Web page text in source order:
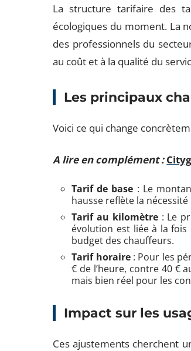
La structure tarifaire des
écologiques du moment. La
des professionnels du
au coût et à la qualité du
Les principaux
Voici ce qui change
A lire en complément :
Tarif de base : Le
hausse reflète la
Tarif au kilomètre: Le
évolution est liée à la
budget des chauffeurs.
Tarif horaire: Pour les
€ de l’heure, contre 40 €
mais bien réel pour les
Impact sur les
Ces ajustements cherchent